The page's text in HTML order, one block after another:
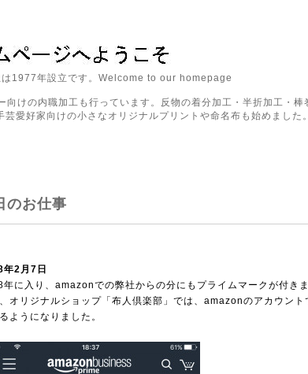
1977年設立です。Welcome to our homepage
けの内職加工も行っています。反物の着分加工・半折加工・
愛好家向けの小さなオリジナルプリントや命名布も始めました
のお仕事
2月7日
年に入り、amazonでの弊社からの分にもプライムマークが付き
オリジナルショップ「布人倶楽部」では、amazonのアカウント
ようになりました。